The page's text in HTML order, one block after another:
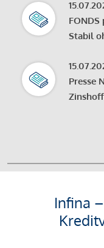
Stabil
Presse
Infina